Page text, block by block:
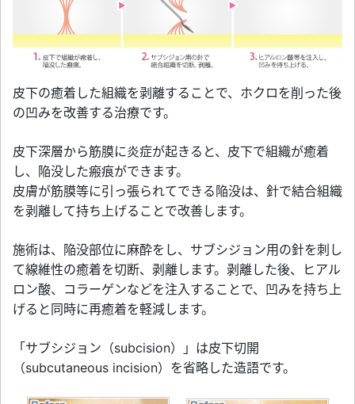
皮下の癒着した組織を剥離することで、ホクロを削った後
の凹みを改善する治療です。
皮下深層から筋膜に炎症が起きると、皮下で組織が癒着
し、陥没した瘢痕ができます。
皮膚が筋膜等に引っ張られてできる陥没は、針で結合組織
を剥離して持ち上げることで改善します。
施術は、陥没部位に麻酔をし、サブシジョン用の針を刺し
て線維性の癒着を切断、剥離します。剥離した後、ヒアル
ロン酸、コラーゲンなどを注入することで、凹みを持ち上
げると同時に再癒着を軽減します。
「サブシジョン（subcision）」は皮下切開
（subcutaneous incision）を省略した造語です。